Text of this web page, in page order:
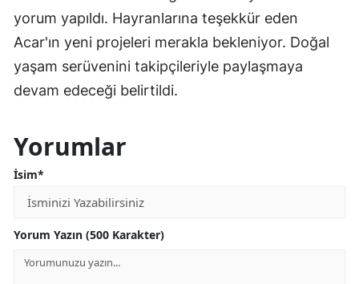
yorum yapıldı. Hayranlarına teşekkür eden
Acar'ın yeni projeleri merakla bekleniyor. Doğal
yaşam serüvenini takipçileriyle paylaşmaya
devam edeceği belirtildi.
Yorumlar
İsim*
Yorum Yazın (500 Karakter)